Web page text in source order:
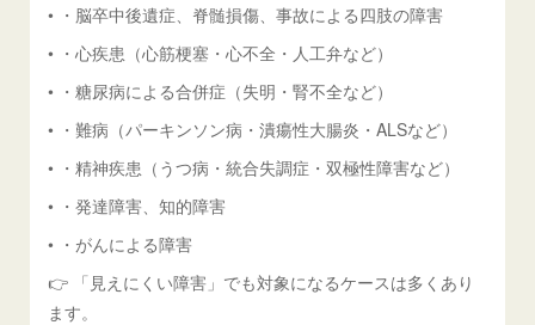
• ・脳卒中後遺症、脊髄損傷、事故による四肢の障害
• ・心疾患（心筋梗塞・心不全・人工弁など）
• ・糖尿病による合併症（失明・腎不全など）
• ・難病（パーキンソン病・潰瘍性大腸炎・ALSなど）
• ・精神疾患（うつ病・統合失調症・双極性障害など）
• ・発達障害、知的障害
• ・がんによる障害
👉 「見えにくい障害」でも対象になるケースは多くあり
ます。